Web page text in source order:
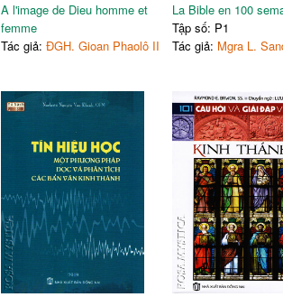
A l'image de Dieu homme et
femme
Tác giả: ĐGH. Gioan Phaolô II
La Bible en 100
Tập số: P1
Tác giả: Mgra L.